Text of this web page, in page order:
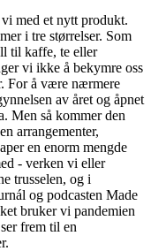
med et nytt produkt.
i tre størrelser. Som
til kaffe, te eller
vi ikke å bekymre oss
For å være nærmere
av året og åpnet
Men så kommer den
arrangementer,
en enorm mengde
- verken vi eller
trusselen, og i
og podcasten Made
bruker vi pandemien
frem til en